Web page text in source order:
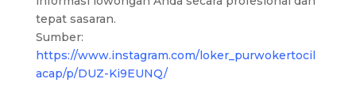
tepat sasaran.
Sumber:
https://www.instagram.com/loker_purwokertocil
acap/p/DUZ-Ki9EUNQ/